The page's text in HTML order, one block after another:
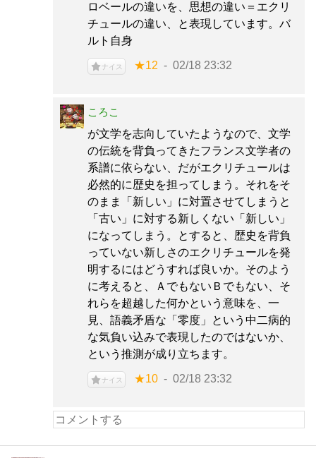
ロベールの違いを、思想の違い＝エクリ
チュールの違い、と表現しています。バ
ルト自身
ナイス ★12 02/18 23:32
ころこ
が文学を志向していたようなので、文学
の伝統を背負ってきたフランス文学者の
系譜に依らない、だがエクリチュールは
必然的に歴史を担ってしまう。それをそ
のまま「新しい」に対置させてしまうと
「古い」に対する新しくない「新しい」
になってしまう。とすると、歴史を背負
っていない新しさのエクリチュールを発
明するにはどうすれば良いか。そのよう
に考えると、ＡでもないＢでもない、そ
れらを超越した何かという意味を、一
見、語義矛盾な「零度」という中二病的
な気負い込みで表現したのではないか、
という推測が成り立ちます。
ナイス ★10 02/18 23:32